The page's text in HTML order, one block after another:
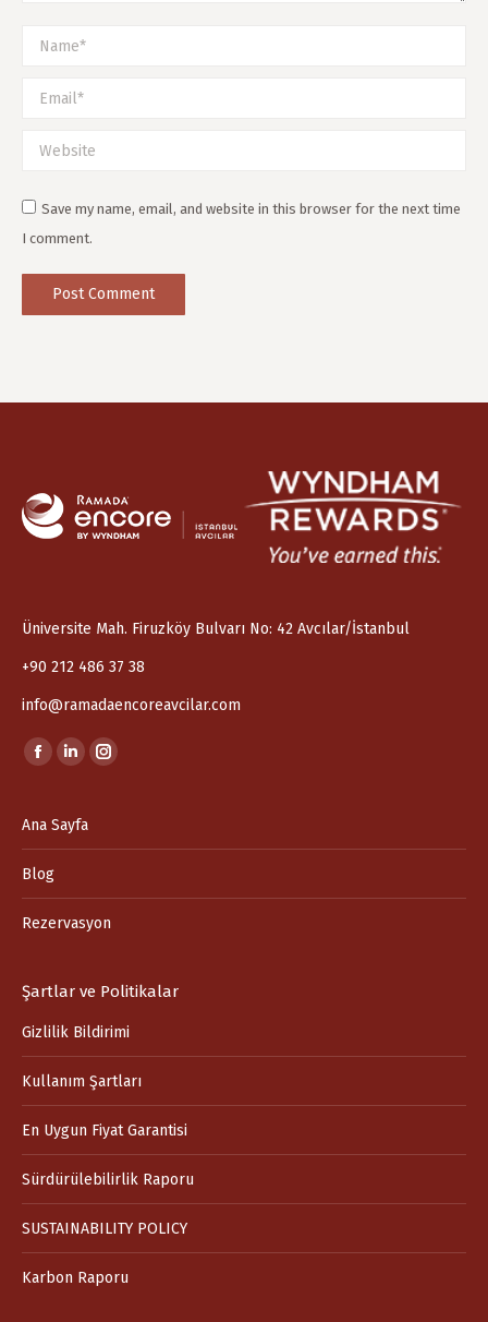
Name *
Email *
Website
Save my name, email, and website in this browser for the next time
I comment.
Post Comment
Üniversite Mah. Firuzköy Bulvarı No: 42 Avcılar/İstanbul
+90 212 486 37 38
info@ramadaencoreavcilar.com
Find us on:
Facebook
opens
in
new
Linkedin
opens
in
Instagram
in
Ana Sayfa
Blog
Rezervasyon
Şartlar ve Politikalar
Gizlilik Bildirimi
Kullanım Şartları
En Uygun Fiyat Garantisi
Sürdürülebilirlik Raporu
SUSTAINABILITY POLICY
Karbon Raporu